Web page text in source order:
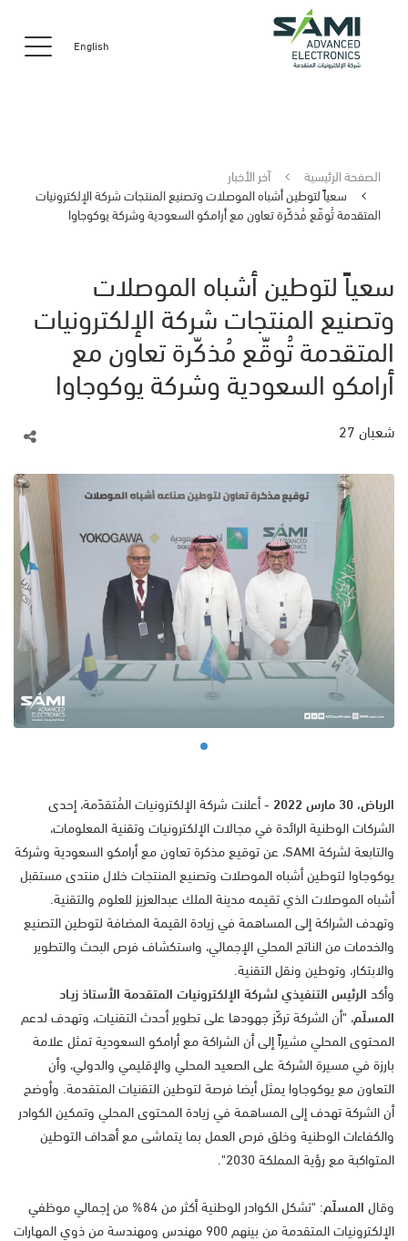
English
الصفحة الرئيسية
آخر الأخبار
سعياً لتوطين أشباه الموصلات وتصنيع المنتجات شركة الإلكترونيات
المتقدمة تُوقّع مُذكّرة تعاون مع أرامكو السعودية وشركة يوكوجاوا
سعياً لتوطين أشباه الموصلات
وتصنيع المنتجات شركة الإلكترونيات
المتقدمة تُوقّع مُذكّرة تعاون مع
أرامكو السعودية وشركة يوكوجاوا
شعبان 27
الرياض، 30 مارس 2022
- أعلنت شركة الإلكترونيات المُتقدّمة، إحدى
الشركات الوطنية الرائدة في مجالات الإلكترونيات وتقنية المعلومات،
والتابعة لشركة SAMI، عن توقيع مذكرة تعاون مع أرامكو السعودية وشركة
يوكوجاوا لتوطين أشباه الموصلات وتصنيع المنتجات خلال منتدى مستقبل
أشباه الموصلات الذي تقيمه مدينة الملك عبدالعزيز للعلوم والتقنية.
وتهدف الشراكة إلى المساهمة في زيادة القيمة المضافة لتوطين التصنيع
والخدمات من الناتج المحلي الإجمالي، واستكشاف فرص البحث والتطوير
والابتكار، وتوطين ونقل التقنية.
وأكد الرئيس التنفيذي لشركة الإلكترونيات المتقدمة الأستاذ زيـاد
المسلّم، "أن الشركة تركّز جهودها على تطوير أحدث التقنيات، وتهدف لدعم
المحتوى المحلي مشيراً إلى أن الشراكة مع أرامكو السعودية تمثل علامة
بارزة في مسيرة الشركة على الصعيد المحلي والإقليمي والدولي، وأن
التعاون مع يوكوجاوا يمثل أيضا فرصة لتوطين التقنيات المتقدمة. وأوضح
أن الشركة تهدف إلى المساهمة في زيادة المحتوى المحلي وتمكين الكوادر
والكفاءات الوطنية وخلق فرص العمل بما يتماشى مع أهداف التوطين
المتواكبة مع رؤية المملكة 2030".
وقال المسلّم
: "تشكل الكوادر الوطنية أكثر من 84% من إجمالي موظفي
الإلكترونيات المتقدمة من بينهم 900 مهندس ومهندسة من ذوي المهارات